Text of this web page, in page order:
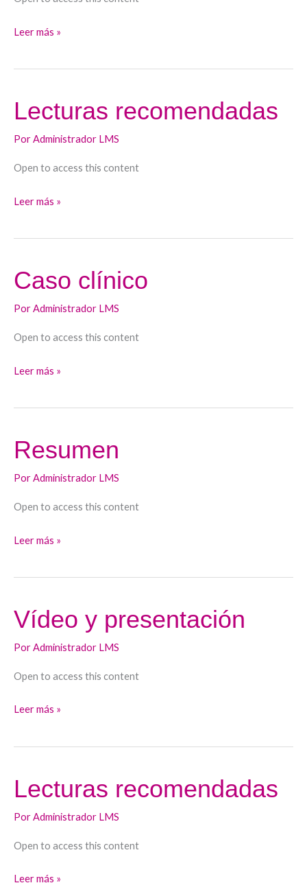
Leer más »
Lecturas recomendadas
PorAdministrador LMS
Open to access this content
Lecturas
recomendadas
Leer más »
Caso clínico
PorAdministrador LMS
Open to access this content
Caso
clínico
Leer más »
Resumen
PorAdministrador LMS
Open to access this content
Resumen
Leer más »
Vídeo y presentación
PorAdministrador LMS
Open to access this content
Vídeo
presentación
Leer más »
Lecturas recomendadas
PorAdministrador LMS
Open to access this content
Lecturas
recomendadas
Leer más »